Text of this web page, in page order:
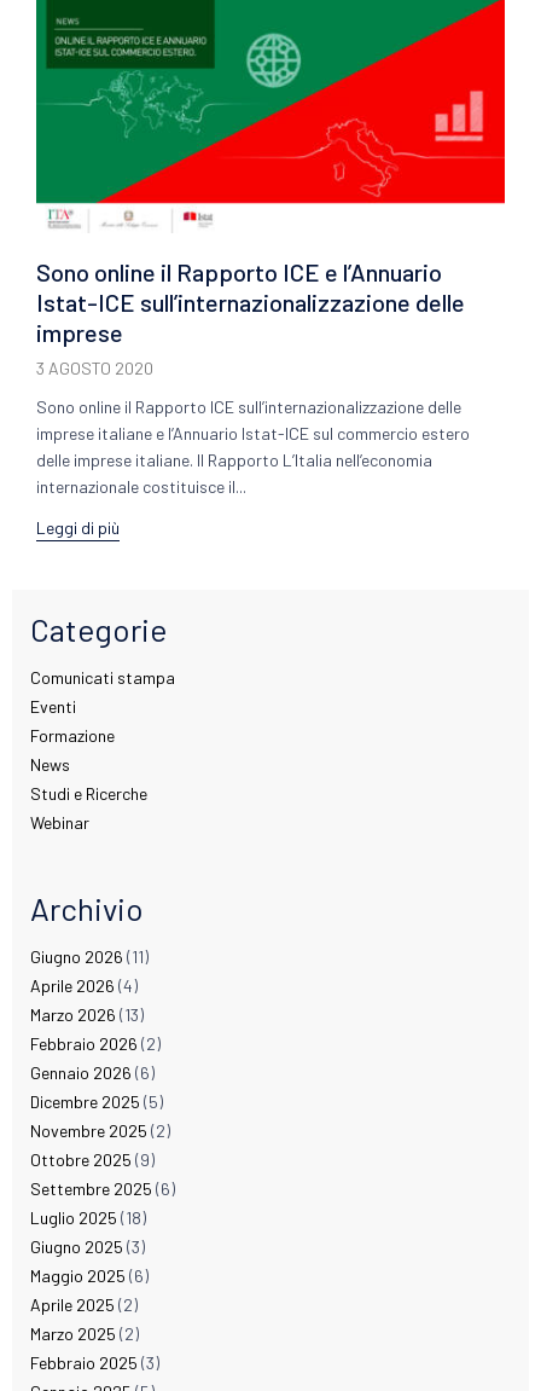
Sono online il Rapporto ICE e l’Annuario
Istat-ICE sull’internazionalizzazione delle
imprese
3 AGOSTO 2020
Sono online il Rapporto ICE sull’internazionalizzazione delle
imprese italiane e l’Annuario Istat-ICE sul commercio estero
delle imprese italiane. Il Rapporto L’Italia nell’economia
internazionale costituisce il...
Leggi di più
Categorie
Comunicati stampa
Eventi
Formazione
News
Studi e Ricerche
Webinar
Archivio
Giugno 2026 (11)
Aprile 2026 (4)
Marzo 2026 (13)
Febbraio 2026 (2)
Gennaio 2026 (6)
Dicembre 2025 (5)
Novembre 2025 (2)
Ottobre 2025 (9)
Settembre 2025 (6)
Luglio 2025 (18)
Giugno 2025 (3)
Maggio 2025 (6)
Aprile 2025 (2)
Marzo 2025 (2)
Febbraio 2025 (3)